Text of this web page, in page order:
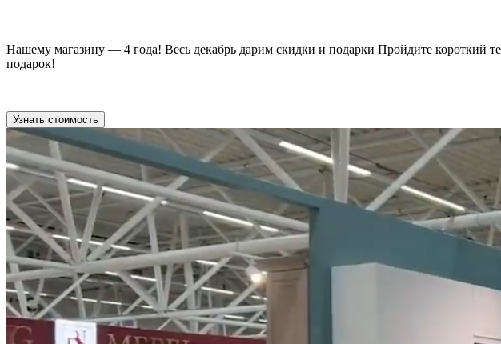
Нашему магазину — 4 года! Весь декабрь дарим скидки и подарки Пройдите короткий
подарок!
Узнать стоимость